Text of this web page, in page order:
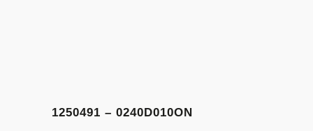
1250491 – 0240D010ON